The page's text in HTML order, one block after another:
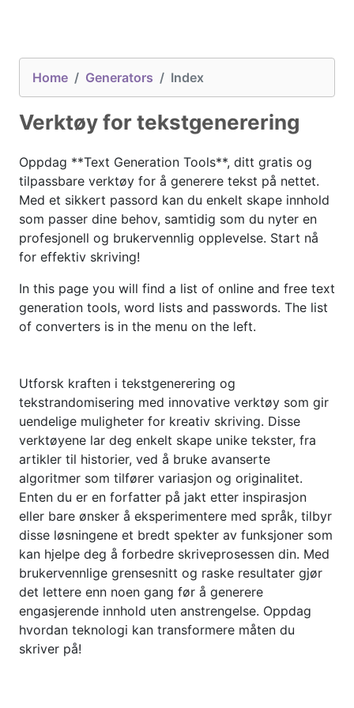
Home Generators Index
Verktøy for tekstgenerering
Oppdag **Text Generation Tools**, ditt gratis og
tilpassbare verktøy for å generere tekst på nettet.
Med et sikkert passord kan du enkelt skape innhold
som passer dine behov, samtidig som du nyter en
profesjonell og brukervennlig opplevelse. Start nå
for effektiv skriving!
In this page you will find a list of online and free text
generation tools, word lists and passwords. The list
of converters is in the menu on the left.
Utforsk kraften i tekstgenerering og
tekstrandomisering med innovative verktøy som gir
uendelige muligheter for kreativ skriving. Disse
verktøyene lar deg enkelt skape unike tekster, fra
artikler til historier, ved å bruke avanserte
algoritmer som tilfører variasjon og originalitet.
Enten du er en forfatter på jakt etter inspirasjon
eller bare ønsker å eksperimentere med språk, tilbyr
disse løsningene et bredt spekter av funksjoner som
kan hjelpe deg å forbedre skriveprosessen din. Med
brukervennlige grensesnitt og raske resultater gjør
det lettere enn noen gang før å generere
engasjerende innhold uten anstrengelse. Oppdag
hvordan teknologi kan transformere måten du
skriver på!